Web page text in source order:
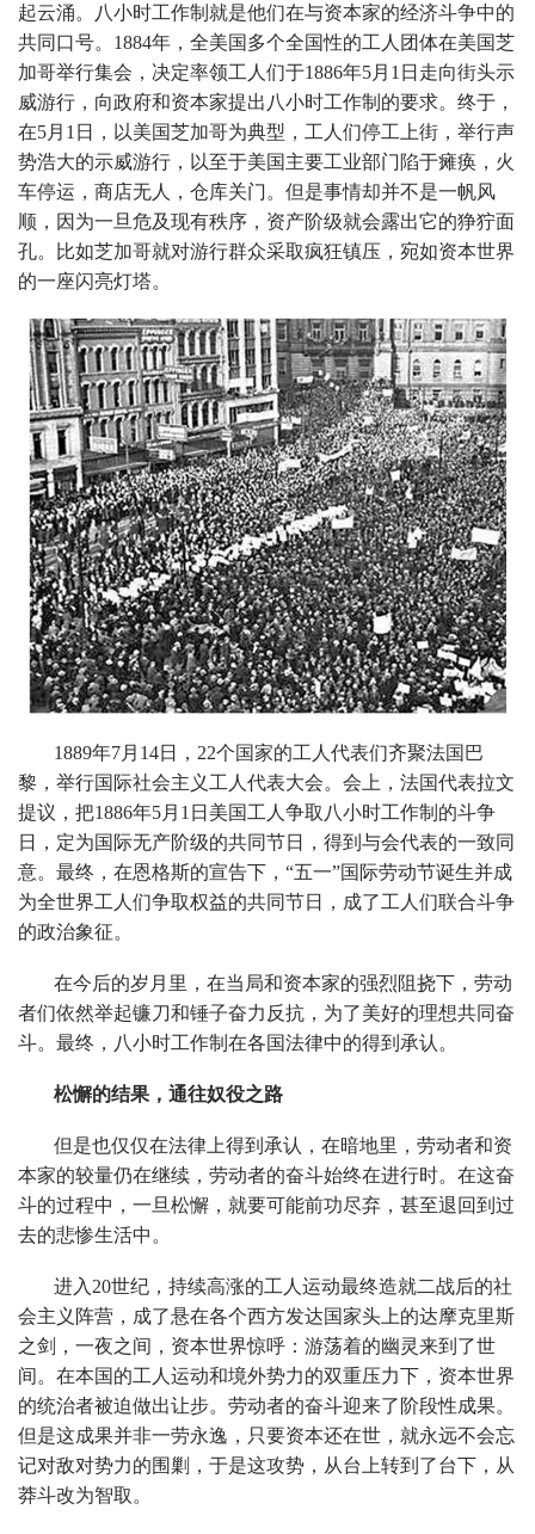
起云涌。八小时工作制就是他们在与资本家的经济斗争中的
共同口号。1884年，全美国多个全国性的工人团体在美国芝
加哥举行集会，决定率领工人们于1886年5月1日走向街头示
威游行，向政府和资本家提出八小时工作制的要求。终于，
在5月1日，以美国芝加哥为典型，工人们停工上街，举行声
势浩大的示威游行，以至于美国主要工业部门陷于瘫痪，火
车停运，商店无人，仓库关门。但是事情却并不是一帆风
顺，因为一旦危及现有秩序，资产阶级就会露出它的狰狞面
孔。比如芝加哥就对游行群众采取疯狂镇压，宛如资本世界
的一座闪亮灯塔。
1889年7月14日，22个国家的工人代表们齐聚法国巴
黎，举行国际社会主义工人代表大会。会上，法国代表拉文
提议，把1886年5月1日美国工人争取八小时工作制的斗争
日，定为国际无产阶级的共同节日，得到与会代表的一致同
意。最终，在恩格斯的宣告下，“五一”国际劳动节诞生并成
为全世界工人们争取权益的共同节日，成了工人们联合斗争
的政治象征。
在今后的岁月里，在当局和资本家的强烈阻挠下，劳动
者们依然举起镰刀和锤子奋力反抗，为了美好的理想共同奋
斗。最终，八小时工作制在各国法律中的得到承认。
松懈的结果，通往奴役之路
但是也仅仅在法律上得到承认，在暗地里，劳动者和资
本家的较量仍在继续，劳动者的奋斗始终在进行时。在这奋
斗的过程中，一旦松懈，就要可能前功尽弃，甚至退回到过
去的悲惨生活中。
进入20世纪，持续高涨的工人运动最终造就二战后的社
会主义阵营，成了悬在各个西方发达国家头上的达摩克里斯
之剑，一夜之间，资本世界惊呼：游荡着的幽灵来到了世
间。在本国的工人运动和境外势力的双重压力下，资本世界
的统治者被迫做出让步。劳动者的奋斗迎来了阶段性成果。
但是这成果并非一劳永逸，只要资本还在世，就永远不会忘
记对敌对势力的围剿，于是这攻势，从台上转到了台下，从
莽斗改为智取。